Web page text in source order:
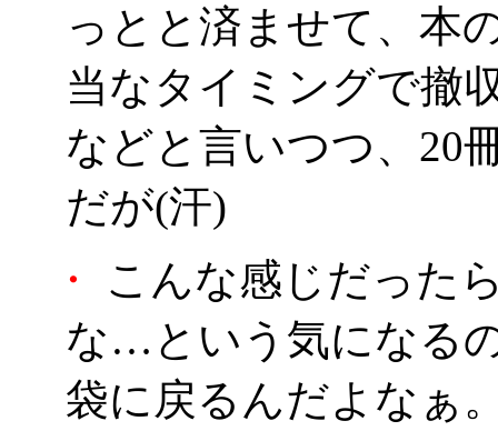
っとと済ませて、本
当なタイミングで撤
などと言いつつ、20
だが(汗)
・
こんな感じだった
な…という気になる
袋に戻るんだよなぁ